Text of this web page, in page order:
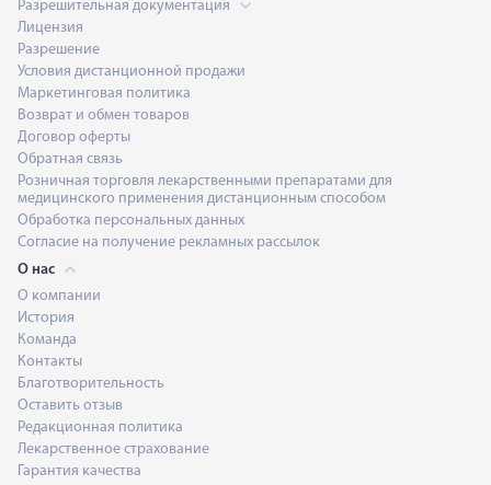
Разрешительная документация
Лицензия
Разрешение
Условия дистанционной продажи
Маркетинговая политика
Возврат и обмен товаров
Договор оферты
Обратная связь
Розничная торговля лекарственными препаратами для
медицинского применения дистанционным способом
Обработка персональных данных
Согласие на получение рекламных рассылок
О нас
О компании
История
Команда
Контакты
Благотворительность
Оставить отзыв
Редакционная политика
Лекарственное страхование
Гарантия качества